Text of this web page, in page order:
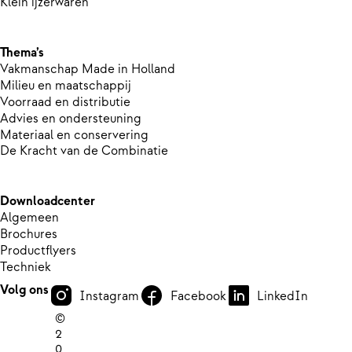
Thema’s
Vakmanschap Made in Holland
Milieu en maatschappij
Voorraad en distributie
Advies en ondersteuning
Materiaal en conservering
De Kracht van de Combinatie
Downloadcenter
Algemeen
Brochures
Productflyers
Techniek
Volg ons
Instagram Facebook
LinkedIn
©
2